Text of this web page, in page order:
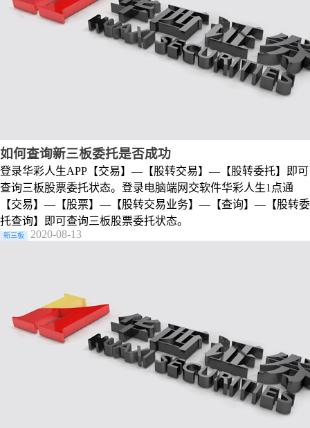
如何查询新三板委托是否成功
登录华彩人生APP【交易】—【股转交易】—【股转委托】即可
查询三板股票委托状态。登录电脑端网交软件华彩人生1点通
【交易】—【股票】—【股转交易业务】—【查询】—【股转委
托查询】即可查询三板股票委托状态。
新三板 2020-08-13